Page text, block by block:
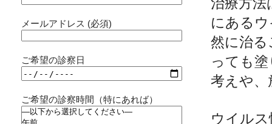
にある
然に治
っても
考えや
ウイル
メールアドレス (必須)
ご希望の診察日
ご希望の診察時間（特にあれば）